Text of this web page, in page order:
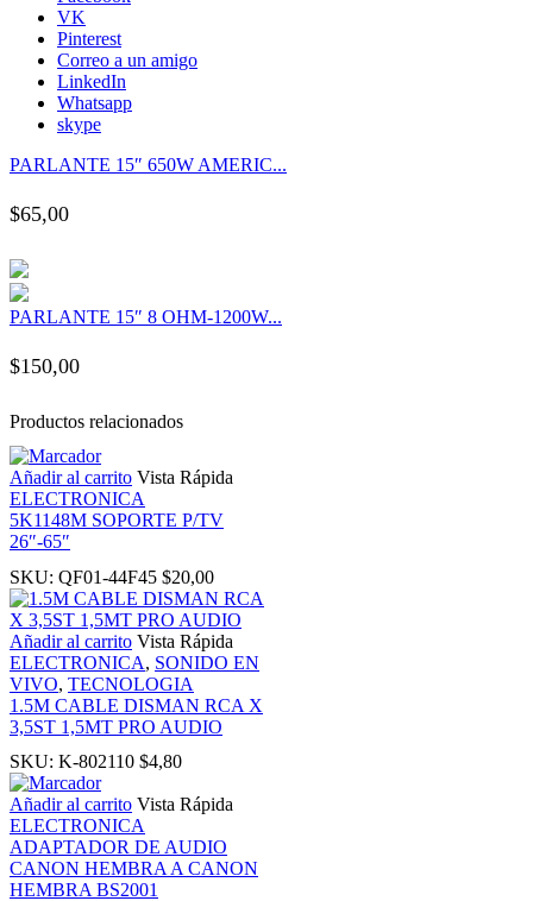
panel
panel
panel
panel
panel
panel
panel
panel
panel
Panel
Panel
VK
Pinterest
Correo a un amigo
LinkedIn
Whatsapp
skype
PARLANTE 15″ 650W AMERIC...
$65,00
PARLANTE 15″ 8 OHM-1200W...
$150,00
Productos relacionados
Añadir al carrito Vista Rápida
ELECTRONICA
5K1148M SOPORTE P/TV
26″-65″
SKU: QF01-44F45 $20,00
Añadir al carrito Vista Rápida
ELECTRONICA, SONIDO EN
VIVO, TECNOLOGIA
1.5M CABLE DISMAN RCA X
3,5ST 1,5MT PRO AUDIO
SKU: K-802110 $4,80
Añadir al carrito Vista Rápida
ELECTRONICA
ADAPTADOR DE AUDIO
CANON HEMBRA A CANON
HEMBRA BS2001